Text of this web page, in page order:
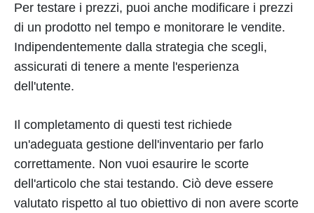
Per testare i prezzi, puoi anche modificare i prezzi
di un prodotto nel tempo e monitorare le vendite.
Indipendentemente dalla strategia che scegli,
assicurati di tenere a mente l'esperienza
dell'utente.
Il completamento di questi test richiede
un'adeguata gestione dell'inventario per farlo
correttamente. Non vuoi esaurire le scorte
dell'articolo che stai testando. Ciò deve essere
valutato rispetto al tuo obiettivo di non avere scorte